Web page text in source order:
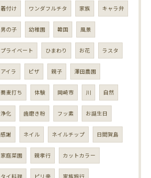
着付け ワンダフルチタ 家族 キャラ弁
男の子 幼稚園 韓国 風景
プライベート ひまわり お花 ラスタ
アイラ ピザ 親子 澤田農園
蕎麦打ち 体験 岡崎市 川 自然
浄化 歯磨き粉 フッ素 お誕生日
感謝 ネイル ネイルチップ 日間賀島
家庭菜園 親孝行 カットカラー
タイ料理 ピリ辛 家族旅行